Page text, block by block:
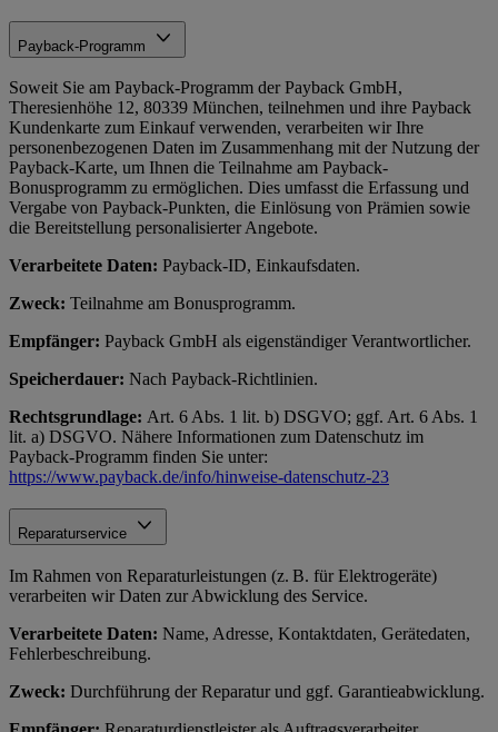
Payback-Programm
Soweit Sie am Payback-Programm der Payback GmbH,
Theresienhöhe 12, 80339 München, teilnehmen und ihre Payback
Kundenkarte zum Einkauf verwenden, verarbeiten wir Ihre
personenbezogenen Daten im Zusammenhang mit der Nutzung der
Payback-Karte, um Ihnen die Teilnahme am Payback-
Bonusprogramm zu ermöglichen. Dies umfasst die Erfassung und
Vergabe von Payback-Punkten, die Einlösung von Prämien sowie
die Bereitstellung personalisierter Angebote.
Verarbeitete Daten: Payback-ID, Einkaufsdaten.
Zweck: Teilnahme am Bonusprogramm.
Empfänger: Payback GmbH als eigenständiger Verantwortlicher.
Speicherdauer: Nach Payback-Richtlinien.
Rechtsgrundlage: Art. 6 Abs. 1 lit. b) DSGVO; ggf. Art. 6 Abs. 1
lit. a) DSGVO. Nähere Informationen zum Datenschutz im
Payback-Programm finden Sie unter:
https://www.payback.de/info/hinweise-datenschutz-23
Reparaturservice
Im Rahmen von Reparaturleistungen (z. B. für Elektrogeräte)
verarbeiten wir Daten zur Abwicklung des Service.
Verarbeitete Daten: Name, Adresse, Kontaktdaten, Gerätedaten,
Fehlerbeschreibung.
Zweck: Durchführung der Reparatur und ggf. Garantieabwicklung.